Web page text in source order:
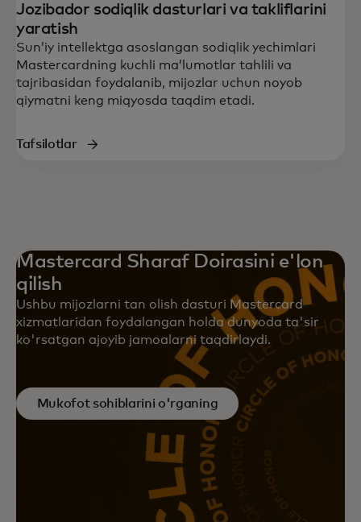
Jozibador sodiqlik dasturlari va takliflarini
yaratish
Sun’iy intellektga asoslangan sodiqlik yechimlari
Mastercardning kuchli ma’lumotlar tahlili va
tajribasidan foydalanib, mijozlar uchun noyob
qiymatni keng miqyosda taqdim etadi.
Tafsilotlar
Mastercard Sharaf Doirasini e'lon
qilish
Ushbu mijozlarni tan olish dasturi Mastercard
xizmatlaridan foydalangan holda dunyoda ta'sir
ko'rsatgan ajoyib jamoalarni taqdirlaydi.
Mukofot sohiblarini o'rganing